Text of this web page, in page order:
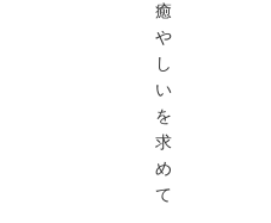
癒
や
し
い
を
求
め
て